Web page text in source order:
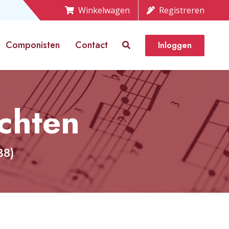
Winkelwagen Registreren
Componisten Contact Inloggen